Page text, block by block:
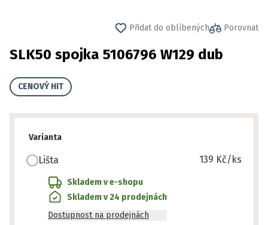
Přidat do oblíbených Porovnat
SLK50 spojka 5106796 W129 dub
CENOVÝ HIT
Varianta
Lišta 139 Kč/ks
Skladem v e-shopu
Skladem v 24 prodejnách
Dostupnost na prodejnách